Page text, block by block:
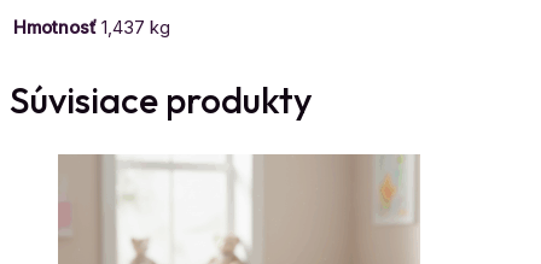
Hmotnosť 1,437 kg
Súvisiace produkty